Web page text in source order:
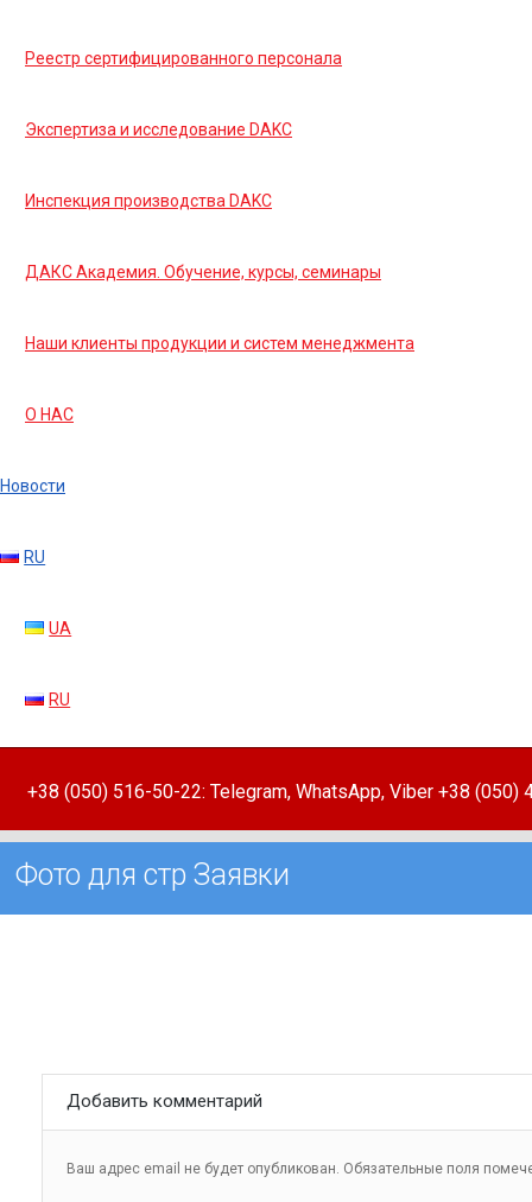
Реестр сертифицированного персонала
Экспертиза и исследование DAKC
Инспекция производства DAKC
ДАКС Академия. Обучение, курсы, семинары
Наши клиенты продукции и систем менеджмента
О НАС
Новости
RU
UA
RU
+38 (050) 516-50-22: Telegram, WhatsApp, Viber +38 (050)
Фото для стр Заявки
Добавить комментарий
Ваш адрес email не будет опубликован. Обязательные поля